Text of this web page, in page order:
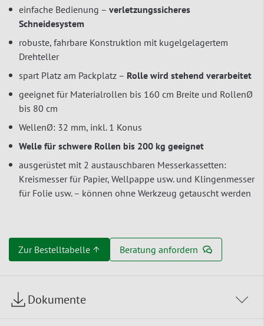
einfache Bedienung – verletzungssicheres
Schneidesystem
robuste, fahrbare Konstruktion mit kugelgelagertem
Drehteller
spart Platz am Packplatz – Rolle wird stehend verarbeitet
geeignet für Materialrollen bis 160 cm Breite und RollenØ
bis 80 cm
WellenØ: 32 mm, inkl. 1 Konus
Welle für schwere Rollen bis 200 kg geeignet
ausgerüstet mit 2 austauschbaren Messerkassetten:
Kreismesser für Papier, Wellpappe usw. und Klingenmesser
für Folie usw. – können ohne Werkzeug getauscht werden
Zur Bestelltabelle ↑ Beratung anfordern
Dokumente